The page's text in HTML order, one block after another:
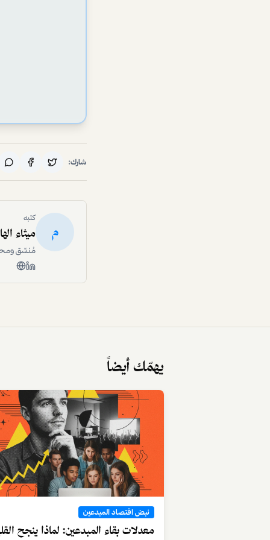
شارك:
م
كتبه
ميثاء
مُنسِّق
يهمّك أيضاً
نبض اقتصاد المبدعين
البلتفرمة Platformization: كيف